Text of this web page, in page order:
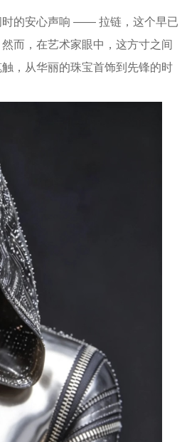
时的安心声响 —— 拉链，这个早已
而，在艺术家眼中，这方寸之间
，从华丽的珠宝首饰到先锋的时